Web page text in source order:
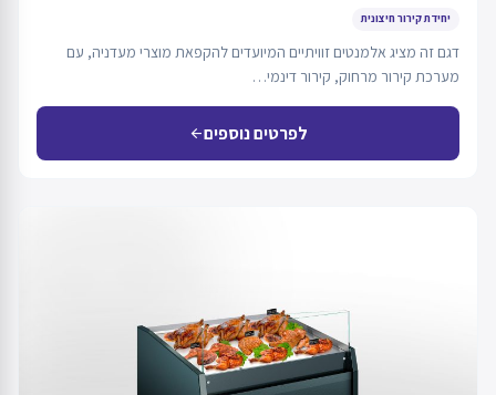
יחידת קירור חיצונית
דגם זה מציג אלמנטים זוויתיים המיועדים להקפאת מוצרי מעדניה, עם
מערכת קירור מרחוק, קירור דינמי…
לפרטים נוספיםarrow_back